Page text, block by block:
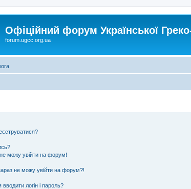
Офіційний форум Української
forum.ugcc.org.ua
можу увійти на форум!
не можу увійти на форум?!
логін і пароль?